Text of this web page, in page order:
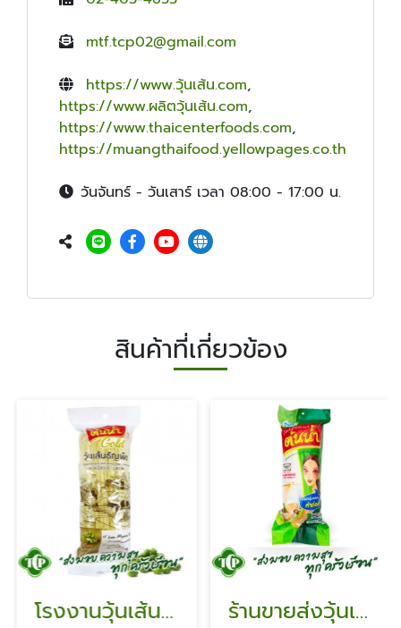
mtf.tcp02@gmail.com
https://www.วุ้นเส้น.com,
https://www.ผลิตวุ้นเส้น.com,
https://www.thaicenterfoods.com,
https://muangthaifood.yellowpages.co.th
วันจันทร์ - วันเสาร์ เวลา 08:00 - 17:00 น.
สินค้าที่เกี่ยวข้อง
โรงงานวุ้นเส้นถั่วเขียว 100% ร้านขายส่งวุ้นเส้น ราคาโรงงาน